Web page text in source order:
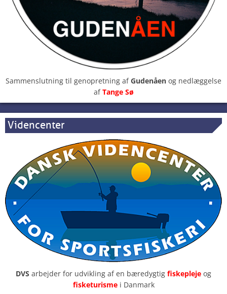
Sammenslutning til genopretning afGudenåen og nedlæggelse
afTange Sø
Videncenter
DVS arbejder for udvikling af en bæredygtig fiskepleje og
fisketurisme i Danmark